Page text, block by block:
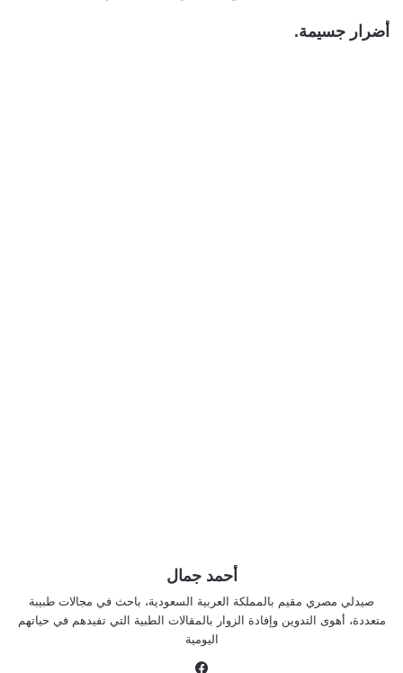
أضرار جسيمة.
أحمد جمال
صيدلي مصري مقيم بالمملكة العربية السعودية، باحث في مجالات طبيبة
متعددة، أهوى التدوين وإفادة الزوار بالمقالات الطبية التي تفيدهم في حياتهم
اليومية